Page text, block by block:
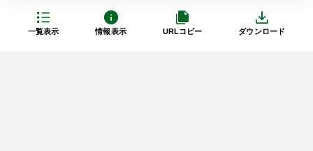
一覧表示 情報表示 URLコピー ダウンロード